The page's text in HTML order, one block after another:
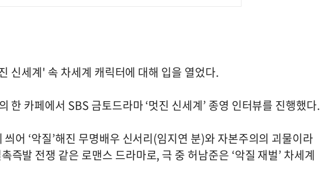
신세계' 속 차세계 캐릭터에 대해 입을 열었다.
한 카페에서 SBS 금토드라마 ‘멋진 신세계’ 종영 인터뷰를 진행했다.
씌어 ‘악질’해진 무명배우 신서리(임지연 분)와 자본주의의 괴물이라
즉발 전쟁 같은 로맨스 드라마로, 극 중 허남준은 ‘악질 재벌’ 차세계